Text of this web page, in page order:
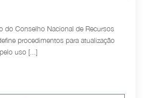
do Conselho Nacional de Recursos
procedimentos para atualização
uso [...]